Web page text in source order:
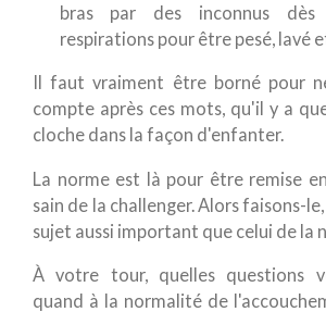
bras par des inconnus dès
respirations pour être pesé, lavé
Il faut vraiment être borné pour
compte après ces mots, qu'il y a
cloche dans la façon d'enfanter.
La norme est là pour être remise
sain de la challenger. Alors faisons-
sujet aussi important que celui de la
À votre tour, quelles questions
quand à la normalité de